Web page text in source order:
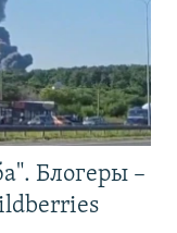
Блогеры –